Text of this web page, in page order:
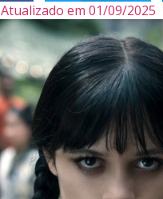
Atualizado em 01/09/2025